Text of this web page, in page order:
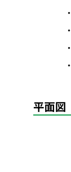
平面図